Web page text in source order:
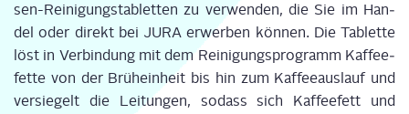
sen-Rei­ni­gungs­ta­blet­ten zu ver­wen­den, die Sie im Han­
del oder direkt bei JURA erwer­ben kön­nen. Die Tablet­te
löst in Ver­bin­dung mit dem Rei­ni­gungs­pro­gramm Kaf­fee­
fet­te von der Brüh­ein­heit bis hin zum Kaf­fee­aus­lauf und
ver­sie­gelt die Lei­tun­gen, sodass sich Kaf­fee­fett und